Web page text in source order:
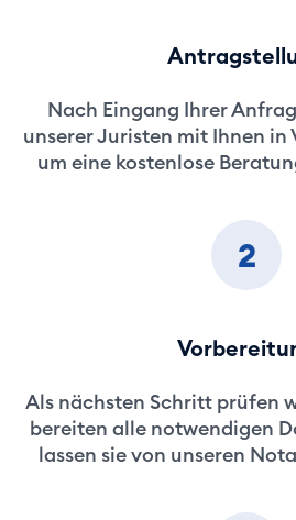
Nach Eingang Ihrer
unserer Juristen mit Ihnen in
um eine kostenlose
2
Als nächsten Schritt prüfen
bereiten alle notwendigen
lassen sie von unseren